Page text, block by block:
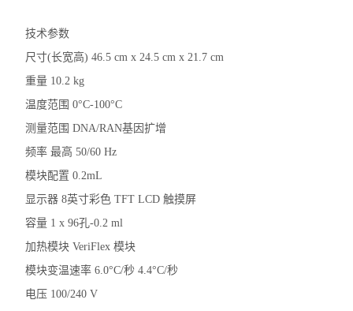
技术参数
尺寸(长宽高) 46.5 cm x 24.5 cm x 21.7 cm
重量 10.2 kg
温度范围 0°C-100°C
测量范围 DNA/RAN基因扩增
频率 最高 50/60 Hz
模块配置 0.2mL
显示器 8英寸彩色 TFT LCD 触摸屏
容量 1 x 96孔-0.2 ml
加热模块 VeriFlex 模块
模块变温速率 6.0°C/秒 4.4°C/秒
电压 100/240 V